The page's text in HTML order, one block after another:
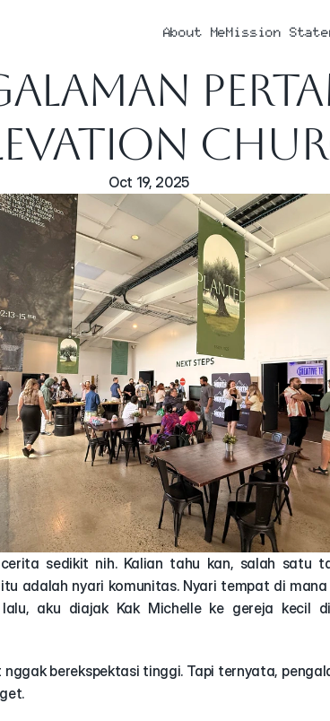
About MeMission
Oct 19, 2025
sedikit nih. Kalian tahu kan, salah satu
adalah nyari komunitas. Nyari tempat di
nggak berekspektasi tinggi. Tapi ternyata,